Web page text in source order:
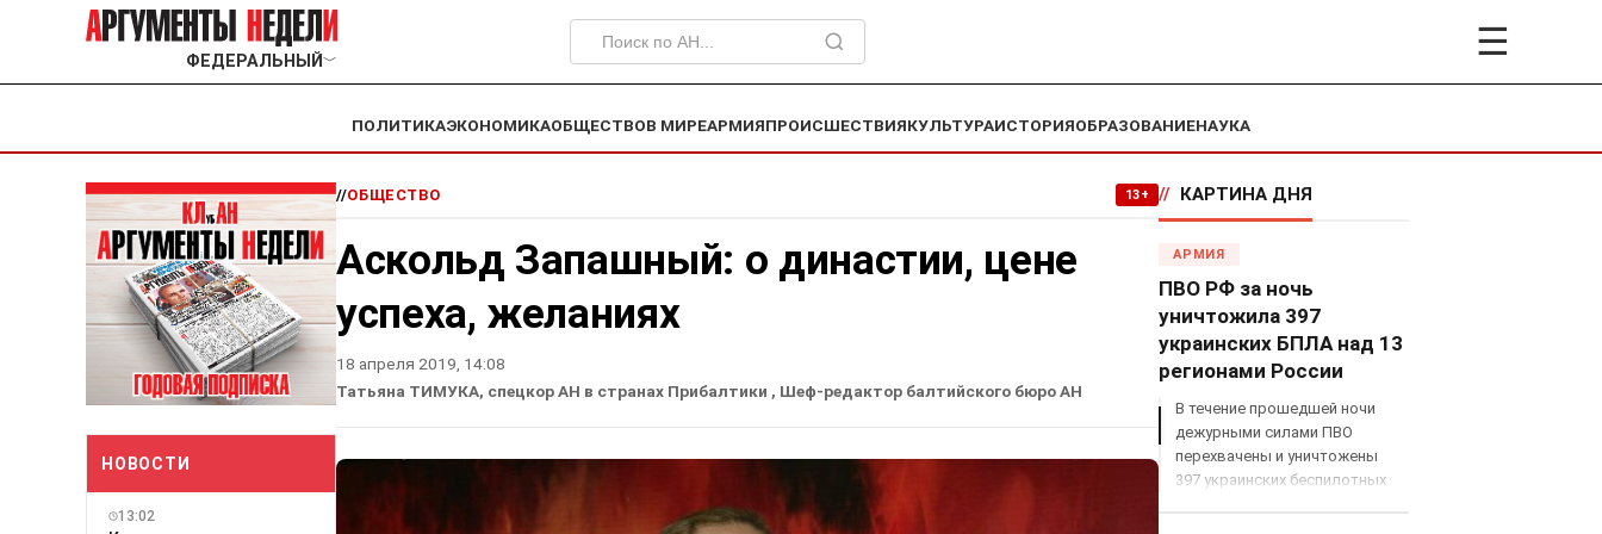
ФЕДЕРАЛЬНЫЙ ﹀ ☰
ПОЛИТИКАЭКОНОМИКАОБЩЕСТВОВ МИРЕАРМИЯПРОИСШЕСТВИЯКУЛЬТУРАИСТОРИЯОБРАЗОВАНИЕНАУКА
НОВОСТИ
13:02
//ОБЩЕСТВО 13+
Аскольд Запашный: о династии, цене
успеха, желаниях
18 апреля 2019, 14:08
Татьяна ТИМУКА, спецкор АН в странах Прибалтики , Шеф-редактор балтийского бюро АН
// КАРТИНА ДНЯ
АРМИЯ
ПВО РФ за ночь
уничтожила 397
украинских БПЛА над 13
регионами России
В течение прошедшей ночи
дежурными силами ПВО
перехвачены и уничтожены
397 украинских беспилотных